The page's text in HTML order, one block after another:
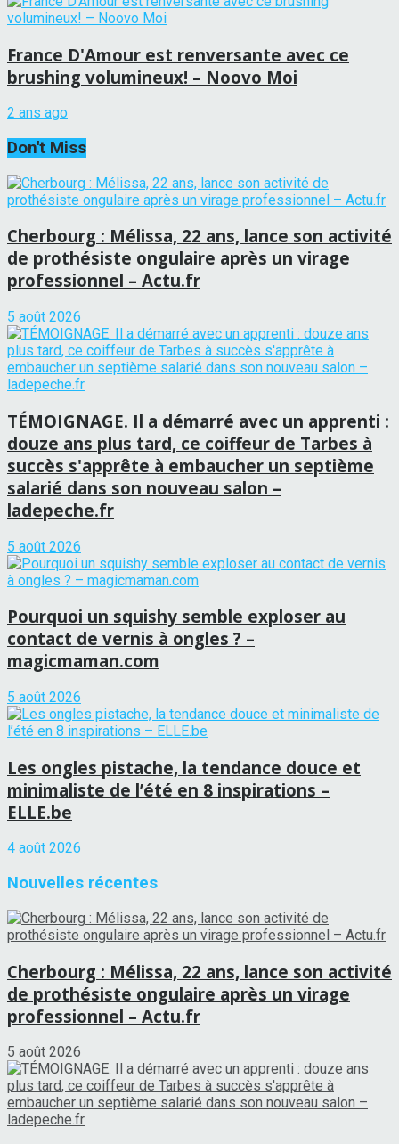
France D'Amour est renversante avec ce
brushing volumineux! – Noovo Moi
2 ans ago
Don't Miss
Cherbourg : Mélissa, 22 ans, lance son activité
de prothésiste ongulaire après un virage
professionnel – Actu.fr
5 août 2026
TÉMOIGNAGE. Il a démarré avec un apprenti :
douze ans plus tard, ce coiffeur de Tarbes à
succès s'apprête à embaucher un septième
salarié dans son nouveau salon –
ladepeche.fr
5 août 2026
Pourquoi un squishy semble exploser au
contact de vernis à ongles ? –
magicmaman.com
5 août 2026
Les ongles pistache, la tendance douce et
minimaliste de l’été en 8 inspirations –
ELLE.be
4 août 2026
Nouvelles récentes
Cherbourg : Mélissa, 22 ans, lance son activité
de prothésiste ongulaire après un virage
professionnel – Actu.fr
5 août 2026